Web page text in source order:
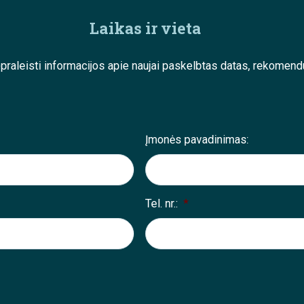
Laikas ir vieta
informacijos apie naujai paskelbtas datas,
Įmonės pavadinimas:
Tel. nr.: *